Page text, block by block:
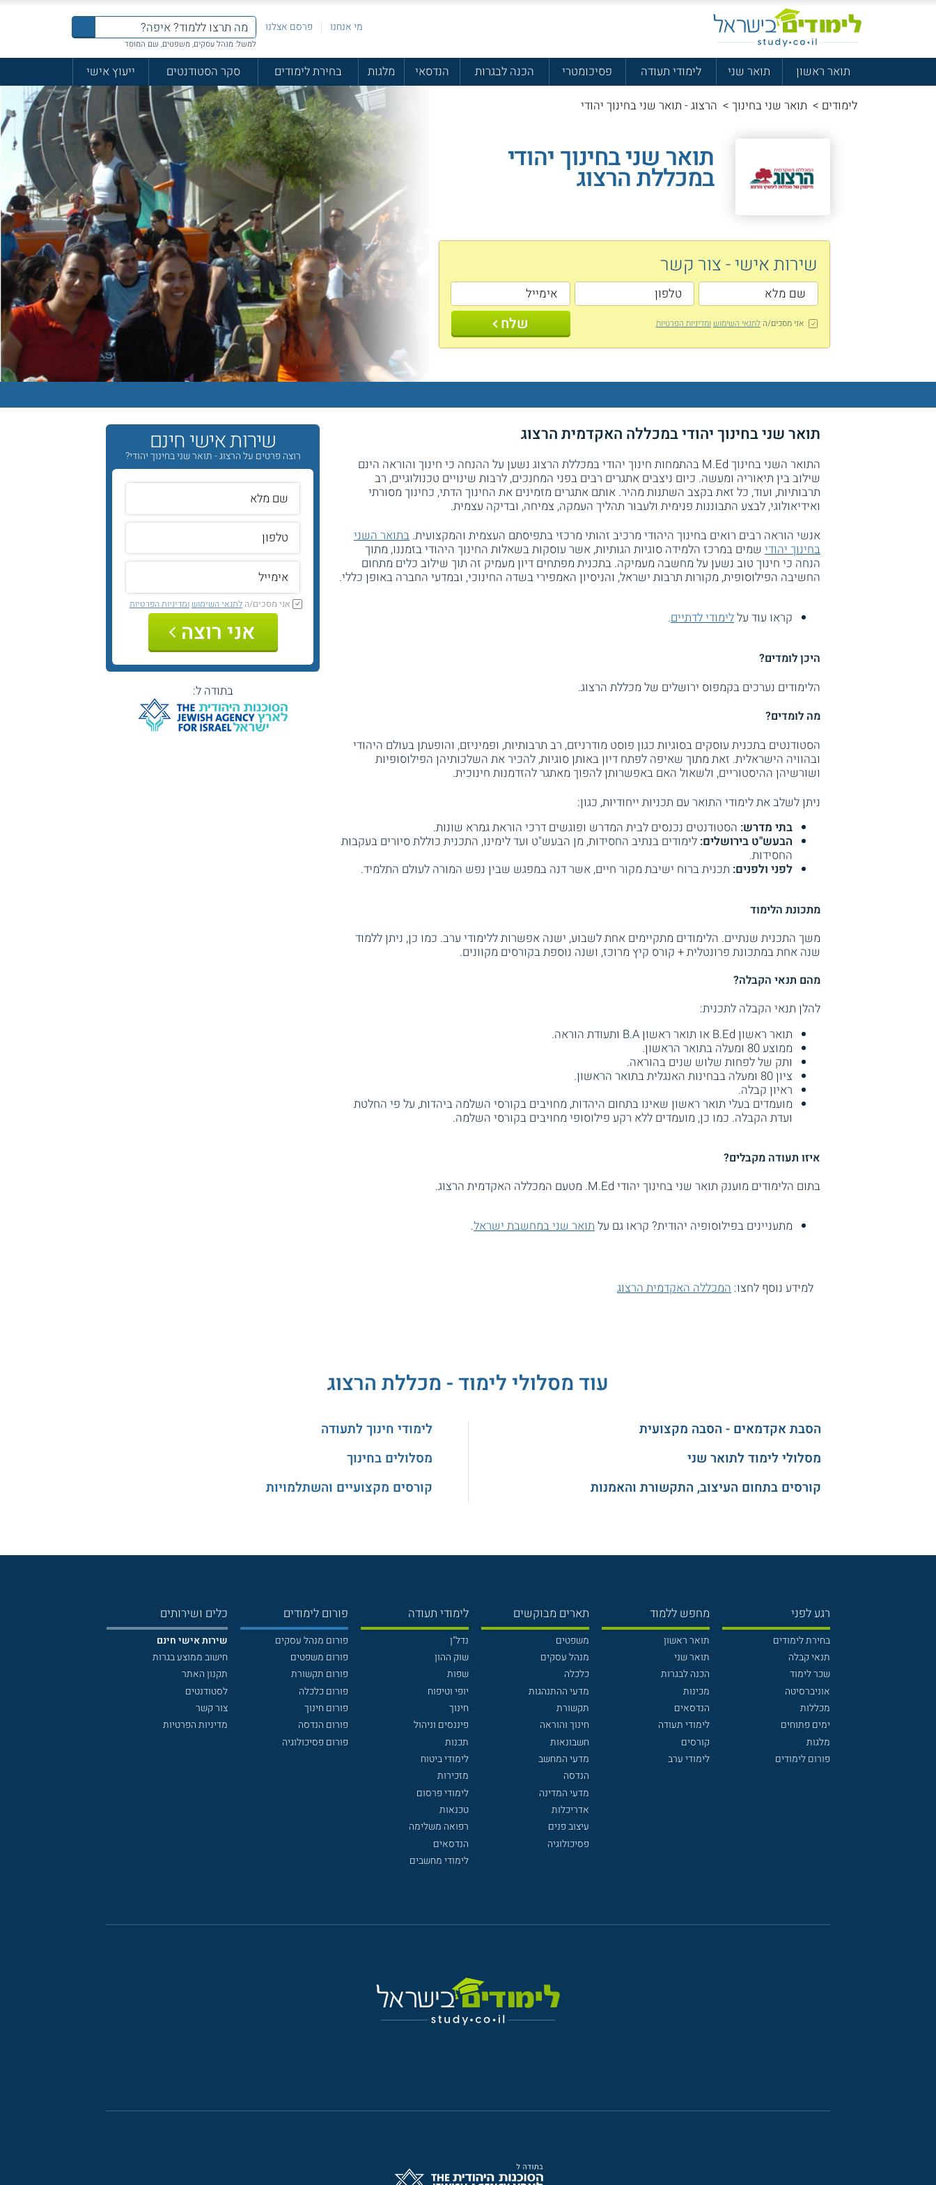
מי אנחנו פרסם אצלנו
למשל: מנהל עסקים, משפטים, שם המוסד
תואר ראשון תואר שני לימודי תעודה פסיכומטרי הכנה לבגרות הנדסאי מלגות בחירת לימודים סקר הסטודנטים
ייעוץ אישי
לימודים > תואר שני בחינוך > הרצוג - תואר שני בחינוך יהודי
תואר שני בחינוך יהודי
במכללת הרצוג
שירות אישי - צור קשר
אני מסכים/הלתנאי השימוש ומדיניות הפרטיות שלח
תואר שני בחינוך יהודי במכללה האקדמית הרצוג
התואר השני בחינוך M.Ed בהתמחות חינוך יהודי במכללת הרצוג נשען על ההנחה כי חינוך והוראה הינם
שילוב בין תיאוריה ומעשה. כיום ניצבים אתגרים רבים בפני המחנכים, לרבות שינויים טכנולוגיים, רב
תרבותיות, ועוד, כל זאת בקצב השתנות מהיר. אותם אתגרים מזמינים את החינוך הדתי, כחינוך מסורתי
ואידיאולוגי, לבצע התבוננות פנימית ולעבור תהליך העמקה, צמיחה, ובדיקה עצמית.
אנשי הוראה רבים רואים בחינוך היהודי מרכיב זהותי מרכזי בתפיסתם העצמית והמקצועית. בתואר השני
בחינוך יהודי שמים במרכז הלמידה סוגיות הגותיות, אשר עוסקות בשאלות החינוך היהודי בזמננו, מתוך
הנחה כי חינוך טוב נשען על מחשבה מעמיקה. בתכנית מפתחים דיון מעמיק זה תוך שילוב כלים מתחום
החשיבה הפילוסופית, מקורות תרבות ישראל, והניסיון האמפירי בשדה החינוכי, ובמדעי החברה באופן כללי.
קראו עוד עללימודי לדתיים.
היכן לומדים?
הלימודים נערכים בקמפוס ירושלים של מכללת הרצוג.
מה לומדים?
הסטודנטים בתכנית עוסקים בסוגיות כגון פוסט מודרניזם, רב תרבותיות, ופמיניזם, והופעתן בעולם היהודי
ובהוויה הישראלית. זאת מתוך שאיפה לפתח דיון באותן סוגיות, להכיר את השלכותיהן הפילוסופיות
ושורשיהן ההיסטוריים, ולשאול האם באפשרותן להפוך מאתגר להזדמנות חינוכית.
ניתן לשלב את לימודי התואר עם תכניות ייחודיות, כגון:
בתי מדרש: הסטודנטים נכנסים לבית המדרש ופוגשים דרכי הוראת גמרא שונות.
הבעש"ט בירושלים: לימודים בנתיב החסידות, מן הבעש"ט ועד לימינו, התכנית כוללת סיורים בעקבות
החסידות.
לפני ולפנים: תכנית ברוח ישיבת מקור חיים, אשר דנה במפגש שבין נפש המורה לעולם התלמיד.
מתכונת הלימוד
משך התכנית שנתיים. הלימודים מתקיימים אחת לשבוע, ישנה אפשרות ללימודי ערב. כמו כן, ניתן ללמוד
שנה אחת במתכונת פרונטלית + קורס קיץ מרוכז, ושנה נוספת בקורסים מקוונים.
מהם תנאי הקבלה?
להלן תנאי הקבלה לתכנית:
תואר ראשון B.Ed או תואר ראשון B.A ותעודת הוראה.
ממוצע 80 ומעלה בתואר הראשון.
ותק של לפחות שלוש שנים בהוראה.
ציון 80 ומעלה בבחינות האנגלית בתואר הראשון.
ראיון קבלה.
מועמדים בעלי תואר ראשון שאינו בתחום היהדות, מחויבים בקורסי השלמה ביהדות, על פי החלטת
ועדת הקבלה. כמו כן, מועמדים ללא רקע פילוסופי מחויבים בקורסי השלמה.
איזו תעודה מקבלים?
בתום הלימודים מוענק תואר שני בחינוך יהודי M.Ed. מטעם המכללה האקדמית הרצוג.
מתעניינים בפילוסופיה יהודית? קראו גם עלתואר שני במחשבת ישראל.
למידע נוסף לחצו: המכללה האקדמית הרצוג
שירות אישי חינם
רוצה פרטים על הרצוג - תואר שני בחינוך יהודי?
אני מסכים/הלתנאי השימוש ומדיניות הפרטיות
אני רוצה
בתודה ל:
עוד מסלולי לימוד - מכללת הרצוג
הסבת אקדמאים - הסבה מקצועית
מסלולי לימוד לתואר שני
קורסים בתחום העיצוב, התקשורת והאמנות
לימודי חינוך לתעודה
מסלולים בחינוך
קורסים מקצועיים והשתלמויות
רגע לפני
בחירת לימודים
תנאי קבלה
שכר לימוד
אוניברסיטה
מכללות
ימים פתוחים
מלגות
פורום לימודים
מחפש ללמוד
תואר ראשון
תואר שני
הכנה לבגרות
מכינות
הנדסאים
לימודי תעודה
קורסים
לימודי ערב
תארים מבוקשים
משפטים
מנהל עסקים
כלכלה
מדעי ההתנהגות
תקשורת
חינוך והוראה
חשבונאות
מדעי המחשב
הנדסה
מדעי המדינה
אדריכלות
עיצוב פנים
פסיכולוגיה
לימודי תעודה
נדל"ן
שוק ההון
שפות
יופי וטיפוח
חינוך
פיננסים וניהול
תכנות
לימודי ביטוח
מזכירות
לימודי פרסום
טכנאות
רפואה משלימה
הנדסאים
לימודי מחשבים
פורום לימודים
פורום מנהל עסקים
פורום משפטים
פורום תקשורת
פורום כלכלה
פורום חינוך
פורום הנדסה
פורום פסיכולוגיה
כלים ושירותים
שירות אישי חינם
חישוב ממוצע בגרות
תקנון האתר
לסטודנטים
צור קשר
מדיניות הפרטיות